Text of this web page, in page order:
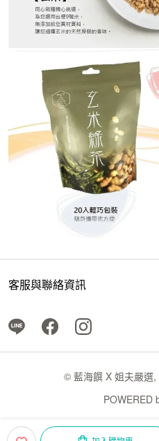
客服與聯絡資訊
© 藍海饌 X 姐夫嚴選
POWERED